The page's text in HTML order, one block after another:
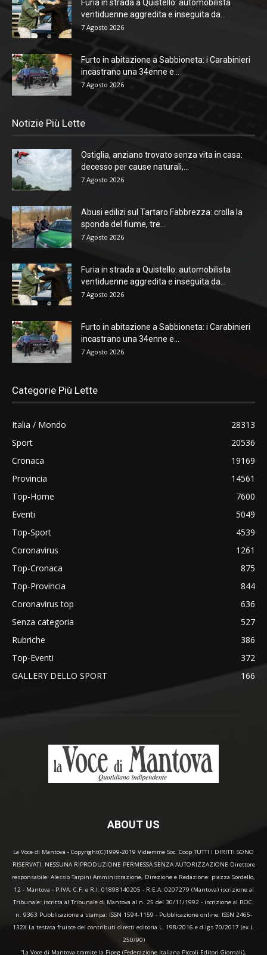
Furia in strada a Quistello: automobilista
ventiduenne aggredita e inseguita da...
7 Agosto 2026
Furto in abitazione a Sabbioneta: i Carabinieri
incastrano una 34enne e...
7 Agosto 2026
Notizie Più Lette
Ostiglia, anziano trovato senza vita in casa:
decesso per cause naturali,...
7 Agosto 2026
Abusi edilizi sul Tartaro Fabbrezza: crolla la
sponda del fiume, tre...
7 Agosto 2026
Furia in strada a Quistello: automobilista
ventiduenne aggredita e inseguita da...
7 Agosto 2026
Furto in abitazione a Sabbioneta: i Carabinieri
incastrano una 34enne e...
7 Agosto 2026
Categorie Più Lette
Italia / Mondo
28313
Sport
20536
Cronaca
19169
Provincia
14561
Top-Home
7600
Eventi
5049
Top-Sport
4539
Coronavirus
1261
Top-Cronaca
875
Top-Provincia
844
Coronavirus top
636
Senza categoria
527
Rubriche
386
Top-Eventi
372
GALLERY DELLO SPORT
166
ABOUT US
La Voce di Mantova - Copyright(C)1999-2019 Vidiemme Soc. Coop TUTTI I DIRITTI SONO
RISERVATI. NESSUNA RIPRODUZIONE PERMESSA SENZA AUTORIZZAZIONE Direttore
responsabile: Alessio Tarpini Amministrazione, Direzione e Redazione: piazza Sordello,
12 - Mantova - P.IVA, C.F. e R.I. 01898140205 - R.E.A. 0207279 (Mantova) iscrizione al
Tribunale: iscritta al Tribunale di Mantova al n. 25 del 30/11/1992 - iscrizione al ROC:
n. 9363 Pubblicazione a stampa: ISSN 1594-1159 - Pubblicazione online: ISSN 2465-
132X La testata fruisce dei contributi diretti editoria L. 198/2016 e d.lgs 70/2017 (ex L.
250/90)
“La Voce di Mantova tramite la Fipeg (Federazione Italiana Piccoli Editori Giornali),